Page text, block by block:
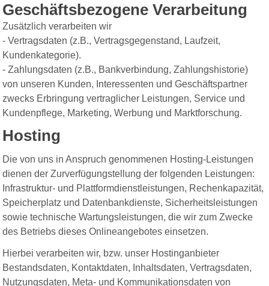
Geschäftsbezogene Verarbeitung
Zusätzlich verarbeiten wir
- Vertragsdaten (z.B., Vertragsgegenstand, Laufzeit,
Kundenkategorie).
- Zahlungsdaten (z.B., Bankverbindung, Zahlungshistorie)
von unseren Kunden, Interessenten und Geschäftspartner
zwecks Erbringung vertraglicher Leistungen, Service und
Kundenpflege, Marketing, Werbung und Marktforschung.
Hosting
Die von uns in Anspruch genommenen Hosting-Leistungen
dienen der Zurverfügungstellung der folgenden Leistungen:
Infrastruktur- und Plattformdienstleistungen, Rechenkapazität,
Speicherplatz und Datenbankdienste, Sicherheitsleistungen
sowie technische Wartungsleistungen, die wir zum Zwecke
des Betriebs dieses Onlineangebotes einsetzen.
Hierbei verarbeiten wir, bzw. unser Hostinganbieter
Bestandsdaten, Kontaktdaten, Inhaltsdaten, Vertragsdaten,
Nutzungsdaten, Meta- und Kommunikationsdaten von